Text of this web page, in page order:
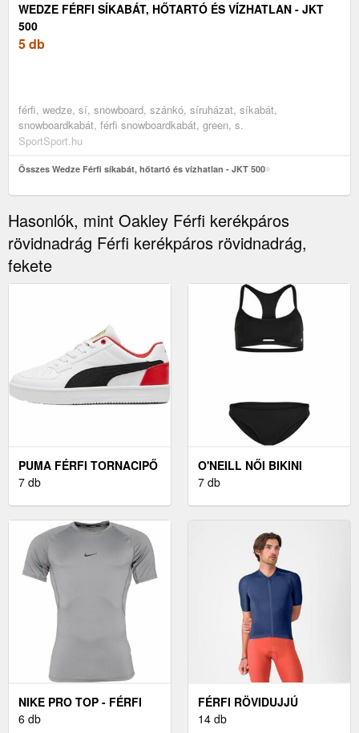
WEDZE FÉRFI SÍKABÁT, HŐTARTÓ ÉS VÍZHATLAN - JKT
500
5 db
férfi, wedze, sí, snowboard, szánkó, síruházat, síkabát,
snowboardkabát, férfi snowboardkabát, green, s.
SportSport.hu
Összes Wedze Férfi síkabát, hőtartó és vízhatlan - JKT 500
Hasonlók, mint Oakley Férfi kerékpáros
rövidnadrág Férfi kerékpáros rövidnadrág,
fekete
PUMA FÉRFI TORNACIPŐ
FÉRFI TORNACIPŐ,
7 db
O'NEILL NŐI BIKINI
FELSŐ NŐI BIKINI FELSŐ,
7 db
NIKE PRO TOP - FÉRFI
PÓLÓ
6 db
FÉRFI RÖVIDUJJÚ
KERÉKPÁROS MEZ
14 db